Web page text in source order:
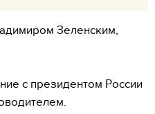
Зеленским,
с президентом России